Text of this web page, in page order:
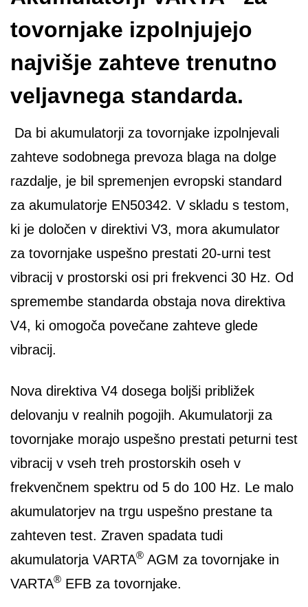
tovornjake izpolnjujejo
najvišje zahteve trenutno
veljavnega standarda.
Da bi akumulatorji za tovornjake izpolnjevali
zahteve sodobnega prevoza blaga na dolge
razdalje, je bil spremenjen evropski standard
za akumulatorje EN50342. V skladu s testom,
ki je določen v direktivi V3, mora akumulator
za tovornjake uspešno prestati 20-urni test
vibracij v prostorski osi pri frekvenci 30 Hz. Od
spremembe standarda obstaja nova direktiva
V4, ki omogoča povečane zahteve glede
vibracij.
Nova direktiva V4 dosega boljši približek
delovanju v realnih pogojih. Akumulatorji za
tovornjake morajo uspešno prestati peturni test
vibracij v vseh treh prostorskih oseh v
frekvenčnem spektru od 5 do 100 Hz. Le malo
akumulatorjev na trgu uspešno prestane ta
zahteven test. Zraven spadata tudi
akumulatorja VARTA® AGM za tovornjake in
VARTA® EFB za tovornjake.